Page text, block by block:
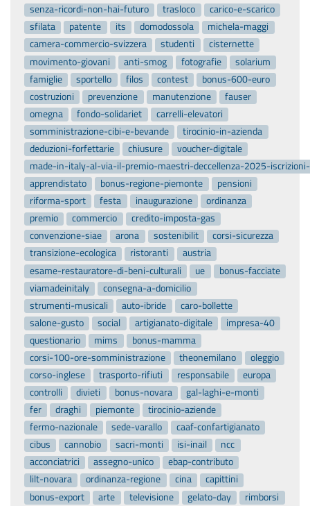
senza-ricordi-non-hai-futuro
trasloco
carico-e-scarico
sfilata
patente its domodossola
michela-maggi
camera-commercio-svizzera
studenti
cisternette
movimento-giovani
anti-smog fotografie
solarium
famiglie
sportello filos contest
bonus-600-euro
costruzioni
prevenzione manutenzione
fauser
omegna
fondo-solidariet
carrelli-elevatori
somministrazione-cibi-e-bevande
tirocinio-in-azienda
deduzioni-forfettarie
chiusure
voucher-digitale
made-in-italy-al-via-il-premio-maestri-deccellenza-2025-
apprendistato
bonus-regione-piemonte
pensioni
riforma-sport
festa inaugurazione
ordinanza
premio
commercio
credito-imposta-gas
convenzione-siae
arona sostenibilit
corsi-sicurezza
transizione-ecologica
ristoranti
austria
esame-restauratore-di-beni-culturali
ue
bonus-facciate
viamadeinitaly
consegna-a-domicilio
strumenti-musicali
auto-ibride
caro-bollette
salone-gusto
social artigianato-digitale
impresa-40
questionario
mims
bonus-mamma
corsi-100-ore-somministrazione
theonemilano
oleggio
corso-inglese
trasporto-rifiuti responsabile
europa
controlli
divieti bonus-novara
gal-laghi-e-monti
fer
draghi piemonte
tirocinio-aziende
fermo-nazionale
sede-varallo
caaf-confartigianato
cibus
cannobio sacri-monti isi-inail
ncc
acconciatrici
assegno-unico
ebap-contributo
lilt-novara
ordinanza-regione cina
capittini
bonus-export
arte televisione gelato-day
rimborsi